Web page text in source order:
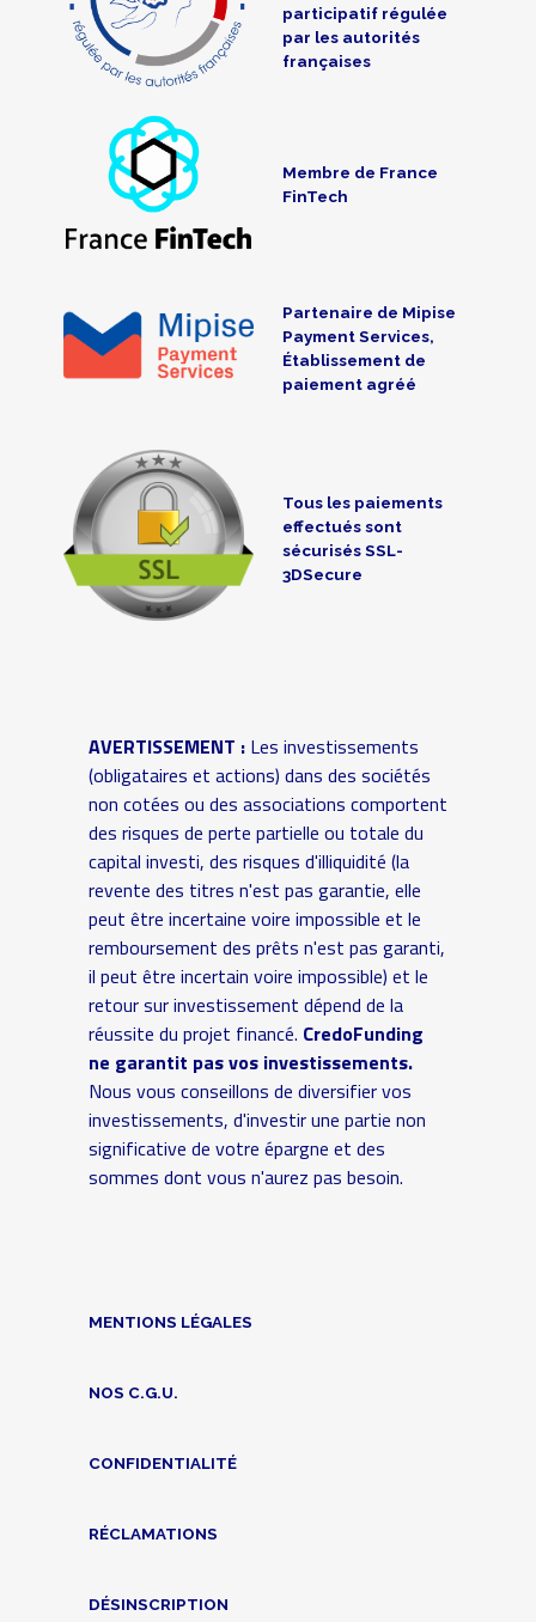
participatif régulée
par les autorités
françaises
Membre de France
FinTech
Partenaire de Mipise
Payment Services,
Établissement de
paiement agréé
Tous les paiements
effectués sont
sécurisés SSL-
3DSecure
AVERTISSEMENT :Les investissements
(obligataires et actions) dans des sociétés
non cotées ou des associations comportent
des risques de perte partielle ou totale du
capital investi, des risques d'illiquidité (la
revente des titres n'est pas garantie, elle
peut être incertaine voire impossible et le
remboursement des prêts n'est pas garanti,
il peut être incertain voire impossible) et le
retour sur investissement dépend de la
réussite du projet financé. CredoFunding
ne garantit pas vos investissements.
Nous vous conseillons de diversifier vos
investissements, d'investir une partie non
significative de votre épargne et des
sommes dont vous n'aurez pas besoin.
MENTIONS LÉGALES
NOS C.G.U.
CONFIDENTIALITÉ
RÉCLAMATIONS
DÉSINSCRIPTION